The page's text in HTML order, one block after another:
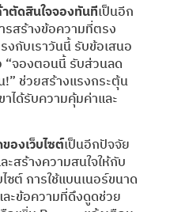
ตัดสินใจจองทันทีเป็นอีก
สร้างข้อความที่ตรง
งกับเราวันนี้ รับข้อเสนอ
“จองตอนนี้ รับส่วนลด
!” ช่วยสร้างแรงกระตุ้น
าได้รับความคุ้มค่าและ
องเว็บไซต์เป็นอีกปัจจัย
สร้างความสนใจให้กับ
ซต์ การใช้แบนเนอร์ขนาด
ะข้อความที่ดึงดูดช่วย